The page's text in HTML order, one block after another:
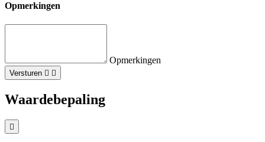
Opmerkingen
Opmerkingen
Versturen
Waardebepaling